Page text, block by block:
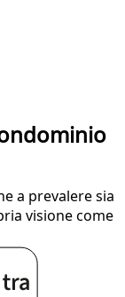
a prevalere sia
visione come